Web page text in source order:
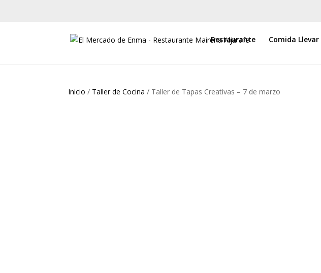
Restaurante Comida
Inicio / Taller de Cocina / Taller de Tapas Creativas – 7 de marzo